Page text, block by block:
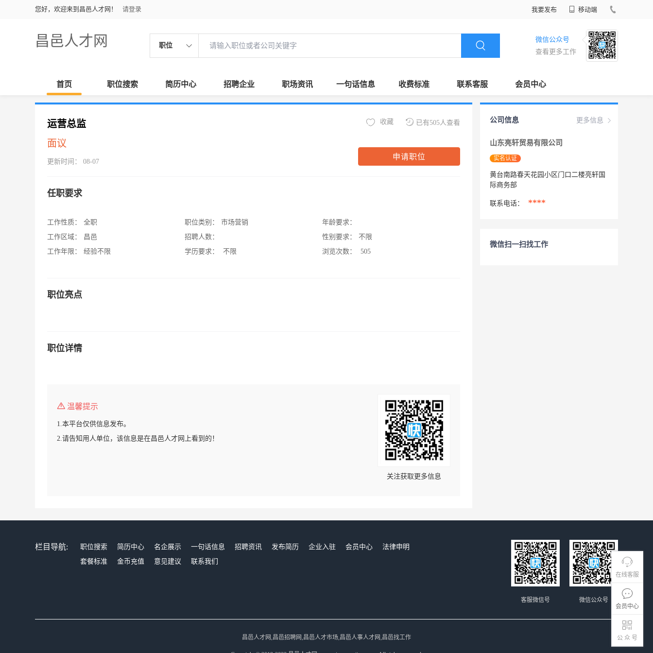
您好，欢迎来到昌邑人才网！ 请登录 我要发布 移动端
昌邑人才网 职位
微信公众号
查看更多工作
首页 职位搜索 简历中心 招聘企业 职场资讯 一句话信息 收费标准 联系客服 会员中心
在线客服
会员中心
公 众 号
运营总监
面议
更新时间： 08-07
已有505人查看
收藏
申请职位
任职要求
工作性质：
全职
工作区域：
昌邑
工作年限：
经验不限
职位类别：
市场营销
招聘人数：
学历要求：
不限
年龄要求：
性别要求：
不限
浏览次数：
505
职位亮点
职位详情
温馨提示
1.本平台仅供信息发布。
2.请告知用人单位，该信息是在昌邑人才网上看到的！
关注获取更多信息
更多信息
公司信息
山东亮轩贸易有限公司
实名认证
黄台南路春天花园小区门口二楼亮轩国
际商务部
联系电话： ****
微信扫一扫找工作
栏目导航: 职位搜索 简历中心 名企展示 一句话信息 招聘资讯 发布简历 企业入驻 会员中心
法律申明
套餐标准
金币充值 意见建议 联系我们
微信公众号
客服微信号
昌邑人才网,昌邑招聘网,昌邑人才市场,昌邑人事人才网,昌邑找工作